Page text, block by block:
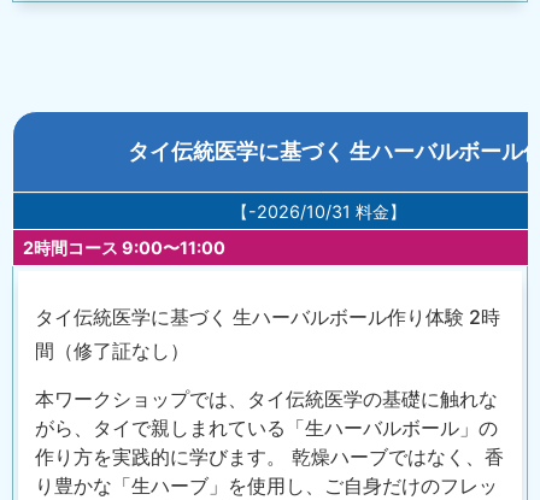
タイ伝統医学に基づく 生ハーバルボール
【-2026/10/31 料金】
2時間コース 9:00〜11:00
タイ伝統医学に基づく 生ハーバルボール作り体験 2時
間（修了証なし）
本ワークショップでは、タイ伝統医学の基礎に触れな
がら、タイで親しまれている「生ハーバルボール」の
作り方を実践的に学びます。 乾燥ハーブではなく、香
り豊かな「生ハーブ」を使用し、ご自身だけのフレッ